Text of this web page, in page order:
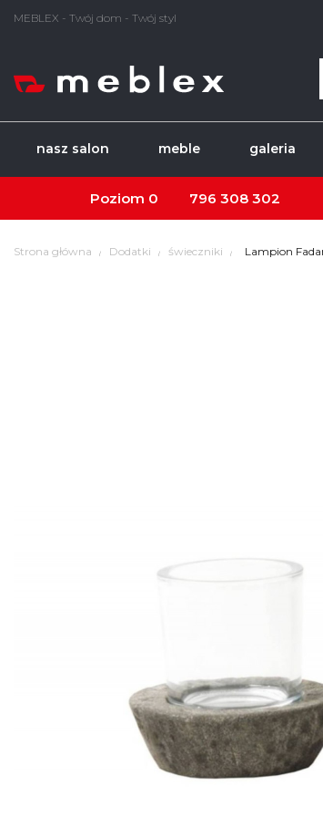
MEBLEX - Twój dom - Twój styl
nasz salon meble galeria
Poziom 0 796 308 302
Strona główna Dodatki świeczniki Lampion